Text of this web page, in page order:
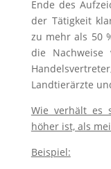
Ende des
der Tätigkeit
zu mehr als 50
die Nachweise
Landtierärzte
Wie verhält es
höher ist, als
Beispiel: